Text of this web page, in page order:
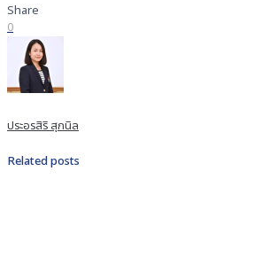
Share
0
ประอรสิริ สุกนิล
Related posts